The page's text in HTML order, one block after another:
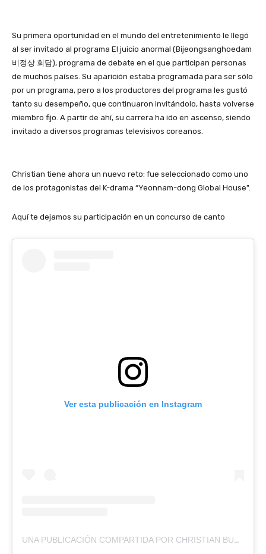
Su primera oportunidad en el mundo del entretenimiento le llegó
al ser invitado al programa El juicio anormal (Bijeongsanghoedam
비정상 회담), programa de debate en el que participan personas
de muchos países. Su aparición estaba programada para ser sólo
por un programa, pero a los productores del programa les gustó
tanto su desempeño, que continuaron invitándolo, hasta volverse
miembro fijo. A partir de ahí, su carrera ha ido en ascenso, siendo
invitado a diversos programas televisivos coreanos.
Christian tiene ahora un nuevo reto: fue seleccionado como uno
de los protagonistas del K-drama “Yeonnam-dong Global House”.
Aquí te dejamos su participación en un concurso de canto
Ver esta publicación en Instagram
UNA PUBLICACIÓN COMPARTIDA POR CHRISTIAN BURGOS [크리스티안 부르고스] (@CRISXT20)